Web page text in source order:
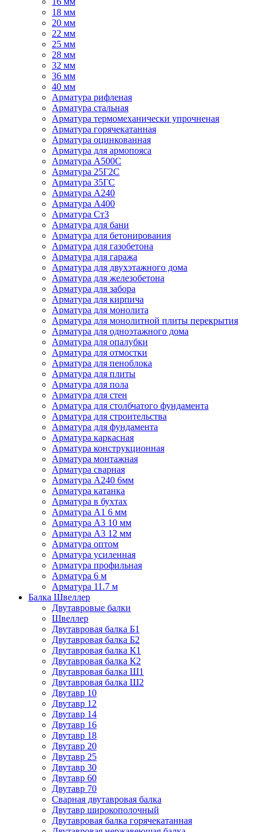
18 мм
20 мм
22 мм
25 мм
28 мм
32 мм
36 мм
40 мм
Арматура рифленая
Арматура стальная
Арматура термомеханически упрочненая
Арматура горячекатанная
Арматура оцинкованная
Арматура для армопояса
Арматура A500С
Арматура 25Г2С
Арматура 35ГС
Арматура А240
Арматура А400
Арматура Ст3
Арматура для бани
Арматура для бетонирования
Арматура для газобетона
Арматура для гаража
Арматура для двухэтажного дома
Арматура для железобетона
Арматура для забора
Арматура для кирпича
Арматура для монолита
Арматура для монолитной плиты перекрытия
Арматура для одноэтажного дома
Арматура для опалубки
Арматура для отмостки
Арматура для пеноблока
Арматура для плиты
Арматура для пола
Арматура для стен
Арматура для столбчатого фундамента
Арматура для строительства
Арматура для фундамента
Арматура каркасная
Арматура конструкционная
Арматура монтажная
Арматура сварная
Арматура А240 6мм
Арматура катанка
Арматура в бухтах
Арматура А1 6 мм
Арматура А3 10 мм
Арматура А3 12 мм
Арматура оптом
Арматура усиленная
Арматура профильная
Арматура 6 м
Арматура 11.7 м
Балка Швеллер
Двутавровые балки
Швеллер
Двутавровая балка Б1
Двутавровая балка Б2
Двутавровая балка К1
Двутавровая балка К2
Двутавровая балка Ш1
Двутавровая балка Ш2
Двутавр 10
Двутавр 12
Двутавр 14
Двутавр 16
Двутавр 18
Двутавр 20
Двутавр 25
Двутавр 30
Двутавр 60
Двутавр 70
Сварная двутавровая балка
Двутавр широкополочный
Двутавровая балка горячекатанная